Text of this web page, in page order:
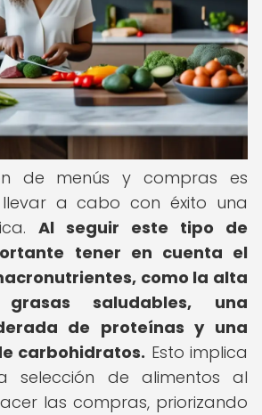
de menús y compras es
a cabo con éxito una
Al seguir este tipo de
tener en cuenta el
como la alta
saludables, una
de proteínas y una
carbohidratos. Esto implica
selección de alimentos al
las compras, priorizando